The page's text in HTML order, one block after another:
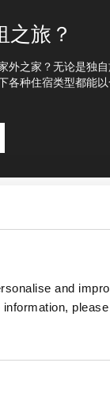
and
之旅？
外之家？无论是独
各种住宿类型都能